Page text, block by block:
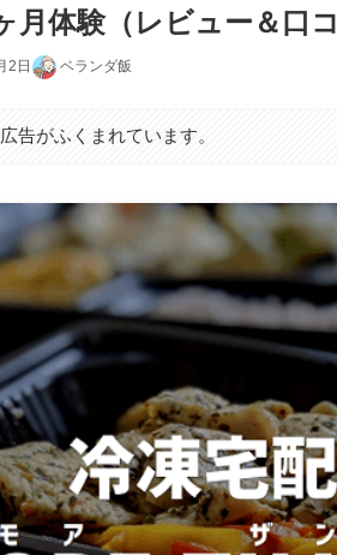
月体験（レビュー＆口コ
2日 ベランダ飯
告がふくまれています。